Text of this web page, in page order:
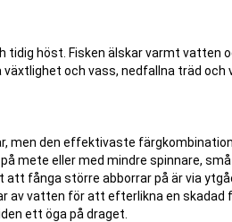
höst. Fisken älskar varmt vatten
och vass, nedfallna träd
men den effektivaste
mete eller med mindre spinnare,
fånga större abborrar på är via
av vatten för att efterlikna en skadad
ett öga på draget.